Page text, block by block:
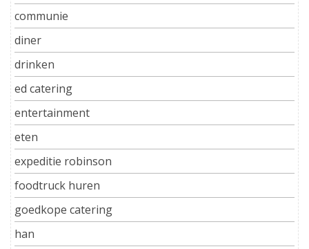
communie
diner
drinken
ed catering
entertainment
eten
expeditie robinson
foodtruck huren
goedkope catering
han